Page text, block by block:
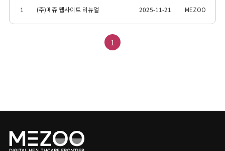
1 (주)메쥬 웹사이트 리뉴얼 2025-11-21 MEZOO
1